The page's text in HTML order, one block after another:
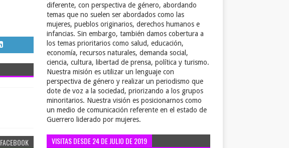
FACEBOOK
diferente, con perspectiva de género, abordando
temas que no suelen ser abordados como las
mujeres, pueblos originarios, derechos humanos e
infancias. Sin embargo, también damos cobertura a
los temas prioritarios como salud, educación,
economía, recursos naturales, demanda social,
ciencia, cultura, libertad de prensa, política y turismo.
Nuestra misión es utilizar un lenguaje con
perspectiva de género y realizar un periodismo que
dote de voz a la sociedad, priorizando a los grupos
minoritarios. Nuestra visión es posicionarnos como
un medio de comunicación referente en el estado de
Guerrero liderado por mujeres.
VISITAS DESDE 24 DE JULIO DE 2019